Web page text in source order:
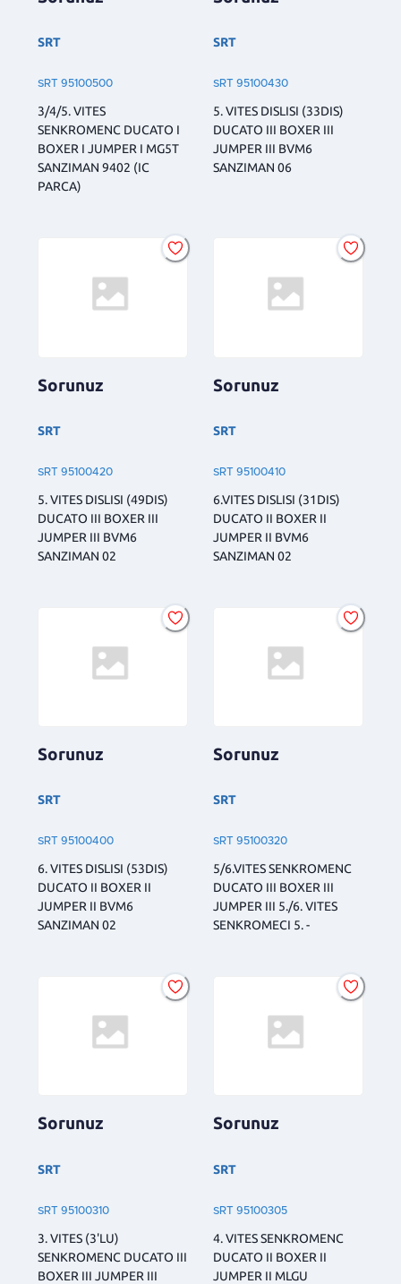
SRT
SRT 95100500
3/4/5. VITES
SENKROMENC DUCATO I
BOXER I JUMPER I MG5T
SANZIMAN 9402 (IC
PARCA)
SRT
SRT 95100430
5. VITES DISLISI (33DIS)
DUCATO III BOXER III
JUMPER III BVM6
SANZIMAN 06
Sorunuz
SRT
SRT 95100420
5. VITES DISLISI (49DIS)
DUCATO III BOXER III
JUMPER III BVM6
SANZIMAN 02
Sorunuz
SRT
SRT 95100410
6.VITES DISLISI (31DIS)
DUCATO II BOXER II
JUMPER II BVM6
SANZIMAN 02
Sorunuz
SRT
SRT 95100400
6. VITES DISLISI (53DIS)
DUCATO II BOXER II
JUMPER II BVM6
SANZIMAN 02
Sorunuz
SRT
SRT 95100320
5/6.VITES SENKROMENC
DUCATO III BOXER III
JUMPER III 5./6. VITES
SENKROMECI 5. -
Sorunuz
SRT
SRT 95100310
3. VITES (3'LU)
SENKROMENC DUCATO III
BOXER III JUMPER III
Sorunuz
SRT
SRT 95100305
4. VITES SENKROMENC
DUCATO II BOXER II
JUMPER II MLGU